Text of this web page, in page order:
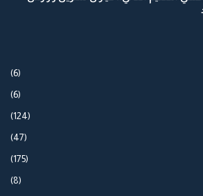
(6)
(6)
(124)
(47)
(175)
(8)